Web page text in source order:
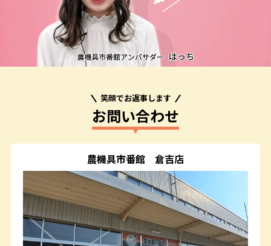
笑顔でお返事します
お問い合わせ
農機具市番館 倉吉店